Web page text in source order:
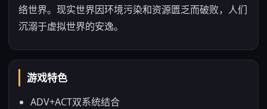
络世界。现实世界因环境污染和资源匮乏而破败，人们
沉溺于虚拟世界的安逸。
游戏特色
ADV+ACT双系统结合